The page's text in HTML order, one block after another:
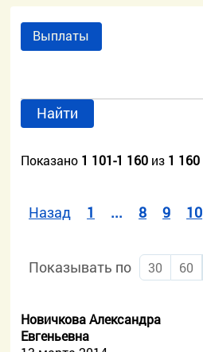
Выплаты
Найти
Показано 1 101-1 160 из 1 160
Назад 1 ... 8 9 10
Показывать по 30 60
Новичкова Александра
Евгеньевна